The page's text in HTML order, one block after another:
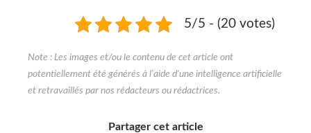
5/5 - (20 votes)
Partager cet article